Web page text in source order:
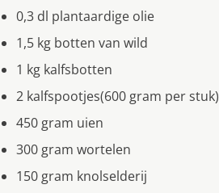
0,3 dl plantaardige olie
1,5 kg botten van wild
1 kg kalfsbotten
2 kalfspootjes(600 gram per stuk)
450 gram uien
300 gram wortelen
150 gram knolselderij